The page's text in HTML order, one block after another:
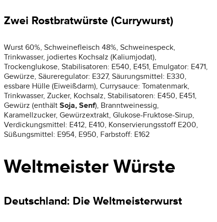
Zwei Rostbratwürste (Currywurst)
Wurst 60%, Schweinefleisch 48%, Schweinespeck,
Trinkwasser, jodiertes Kochsalz (Kaliumjodat),
Trockenglukose, Stabilisatoren: E540, E451, Emulgator: E471,
Gewürze, Säureregulator: E327, Säurungsmittel: E330,
essbare Hülle (Eiweißdarm), Currysauce: Tomatenmark,
Trinkwasser, Zucker, Kochsalz, Stabilisatoren: E450, E451,
Gewürz (enthält Soja, Senf), Branntweinessig,
Karamellzucker, Gewürzextrakt, Glukose-Fruktose-Sirup,
Verdickungsmittel: E412, E410, Konservierungsstoff E200,
Süßungsmittel: E954, E950, Farbstoff: E162
Weltmeister Würste
Deutschland: Die Weltmeisterwurst